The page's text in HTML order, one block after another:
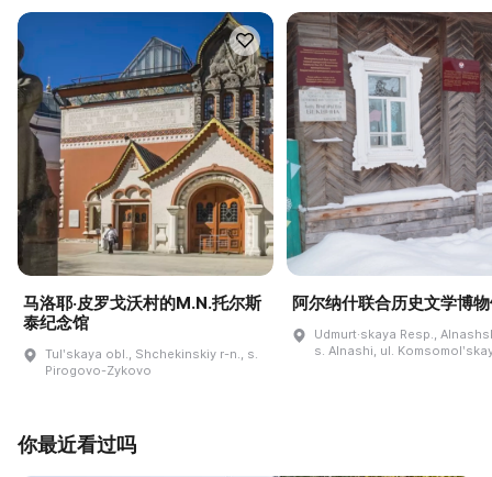
马洛耶·皮罗戈沃村的M.N.托尔斯
泰纪念馆
Tulʹskaya obl., Shchekinskiy r-n., s.
Pirogovo-Zykovo
阿尔纳什联合历史文学博
Udmurt·skaya Resp.,
s. Alnashi, ul.
你最近看过吗